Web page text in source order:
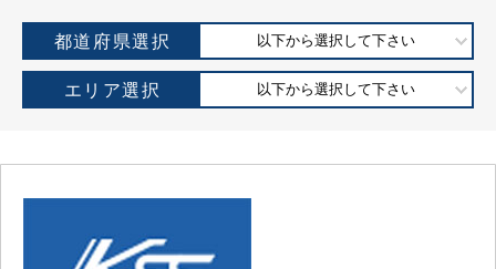
都道府県選択 以下から選択して下さい
エリア選択 以下から選択して下さい